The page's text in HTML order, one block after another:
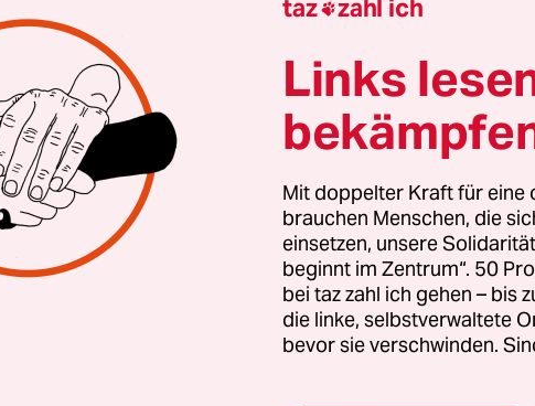
Klimastreik von Fridays for Futurestatt. Haben
andere Probleme?
Luisa Neubauer:Wir streiken, gerade weil wir auch
haben. Es gibt heute keine singulären Krisen mehr.
anzuerkennen und die Systemfragen anzugehen.
offensichtlicher, dass wir eine Energiewende
müssen wir dafür kämpfen, weil wir sehen, dass die
jetzt zu allen Irrationalitäten bereit ist.
taz zahl ich
Links
Mit doppelter Kraft für eine
brauchen Menschen, die
einsetzen, unsere
beginnt im Zentrum“. 50
bei taz zahl ich gehen – bis
die linke, selbstverwaltete
bevor sie verschwinden.